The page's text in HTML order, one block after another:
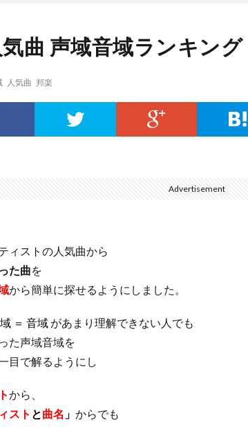
気曲 声域音域ランキング
人気曲 邦楽
Advertisement
ィストの人気曲から
た曲を
から簡単に探せるようにしました。
＝ 音域 があまり理解できない人でも
た声域音域を
目で解るようにし
から、
スト と曲名 」 からでも